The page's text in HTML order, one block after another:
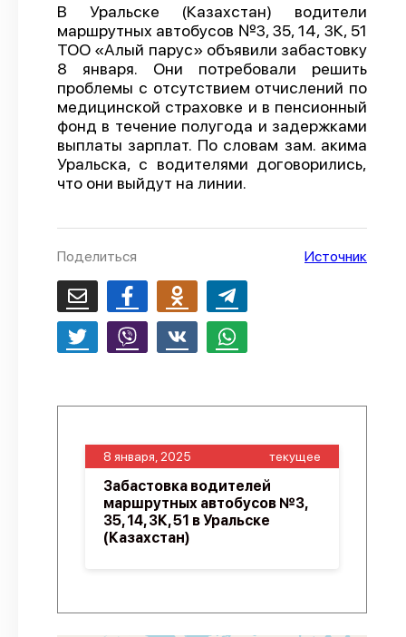
Отчеты
Предложить публикацию
Справочник
API
О проекте
Политика конфиденциальности
В Уральске (Казахстан) водители
маршрутных автобусов №3, 35, 14, 3К, 51
ТОО «Алый парус» объявили забастовку
8 января. Они потребовали решить
проблемы с отсутствием отчислений по
медицинской страховке и в пенсионный
фонд в течение полугода и задержками
выплаты зарплат. По словам зам. акима
Уральска, с водителями договорились,
что они выйдут на линии.
Поделиться Источник
8 января, 2025 текущее
Забастовка водителей
маршрутных автобусов №3,
35, 14, 3К, 51 в Уральске
(Казахстан)